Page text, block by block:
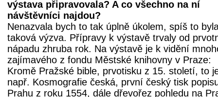
výstava připravovala? A co všechno na ní
návštěvníci najdou?
Nenazvala bych to tak úplně úkolem, spíš to
taková výzva. Přípravy k výstavě trvaly od
nápadu zhruba rok. Na výstavě je k vidění
zajímavého z fondu Městské knihovny v Praze:
Kromě Pražské bible, prvotisku z 15. století, to
např. Kosmografie česká, první český tisk
Prahu z roku 1554, dále dřevořez pohledu na